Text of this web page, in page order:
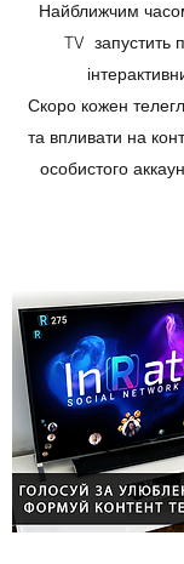
Найближчим
TV запустить
Скоро кожен
та впливати на
особистого